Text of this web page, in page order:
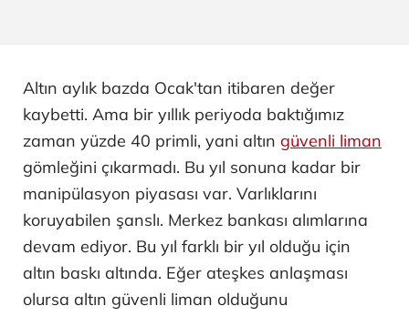
Altın aylık bazda Ocak'tan itibaren değer
kaybetti. Ama bir yıllık periyoda baktığımız
zaman yüzde 40 primli, yani altın güvenli liman
gömleğini çıkarmadı. Bu yıl sonuna kadar bir
manipülasyon piyasası var. Varlıklarını
koruyabilen şanslı. Merkez bankası alımlarına
devam ediyor. Bu yıl farklı bir yıl olduğu için
altın baskı altında. Eğer ateşkes anlaşması
olursa altın güvenli liman olduğunu